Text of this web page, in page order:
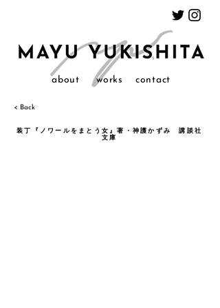
about works contact
< Back
装丁『ノワールをまとう女』著・神護かずみ 講談社
文庫